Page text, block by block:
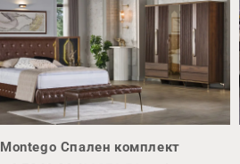
Montego Спален комплект